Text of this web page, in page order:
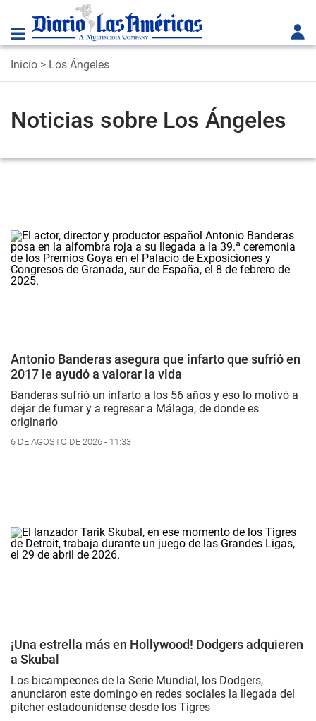
Inicio > Los Ángeles
Noticias sobre Los Ángeles
Antonio Banderas asegura que infarto que sufrió en
2017 le ayudó a valorar la vida
Banderas sufrió un infarto a los 56 años y eso lo motivó a
dejar de fumar y a regresar a Málaga, de donde es
originario
6 DE AGOSTO DE 2026 - 11:33
¡Una estrella más en Hollywood! Dodgers adquieren
a Skubal
Los bicampeones de la Serie Mundial, los Dodgers,
anunciaron este domingo en redes sociales la llegada del
pitcher estadounidense desde los Tigres